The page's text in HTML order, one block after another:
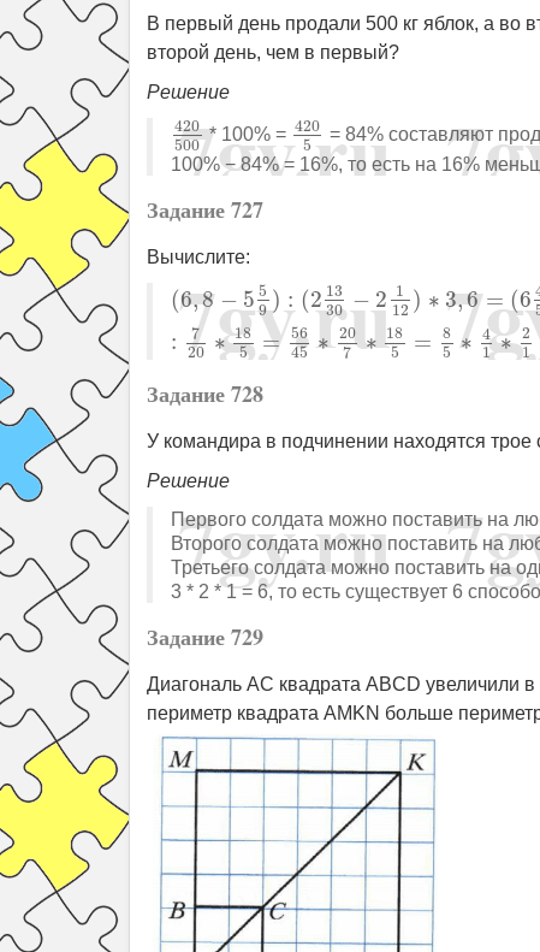
В первый день продали 500 кг яблок, а во
второй день, чем в первый?
Решение
420
500
420
* 100% = 420
5
420
= 84% составляют
100% − 84% = 16%, то есть на 16%
Задание 727
Вычислите:
(6,8 − 5 5
9 ) : (2 13
30 − 2 1
12 ) ∗ 3,6 = (6
:
7
20 ∗ 18
5
= 56
45 ∗ 20
7
∗ 18
5
=
8
5 ∗ 4
1 ∗ 2
1
(6 59) : 13 30 12 4
Задание 728
У командира в подчинении находятся трое
Решение
Первого солдата можно поставить на
Второго солдата можно поставить на
Третьего солдата можно поставить на
3 * 2 * 1 = 6, то есть существует 6
Задание 729
Диагональ AC квадрата ABCD увеличили
периметр квадрата AMKN больше